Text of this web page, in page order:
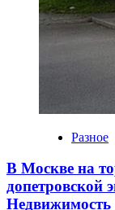
Разное
В Москве на
допетровской
Недвижимость